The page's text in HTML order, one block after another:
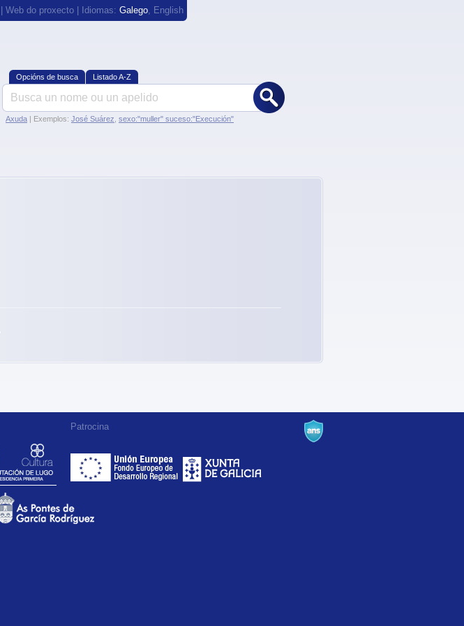
Web do proxecto | Idiomas: Galego, English
Opcións de busca Listado A-Z
Axuda | Exemplos: José Suárez sexo:"muller" suceso:"Execución"
Patrocina